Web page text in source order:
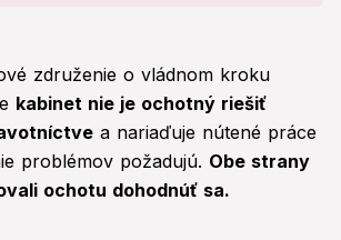
združenie o vládnom kroku
kabinet nie je ochotný riešiť
a nariaďuje nútené práce
problémov požadujú. Obe strany
ochotu dohodnúť sa.